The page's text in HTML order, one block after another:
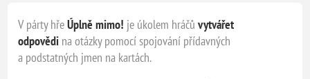
V párty hřeÚplně mimo! je úkolem hráčůvytvářet
odpovědi na otázky pomocí spojování přídavných
a podstatných jmen na kartách.